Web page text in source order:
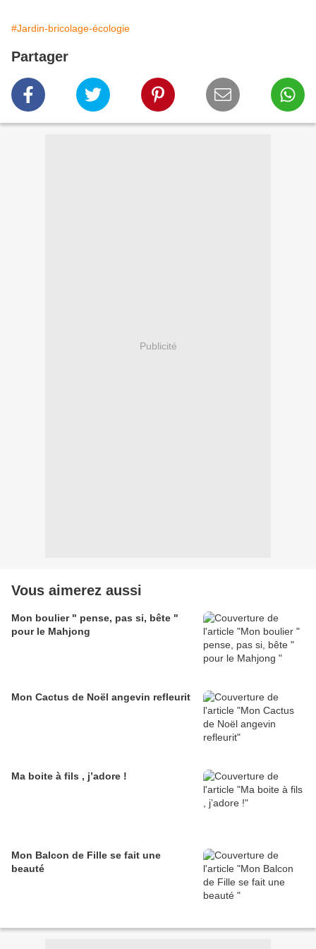
#Jardin-bricolage-écologie
Partager
Publicité
Vous aimerez aussi
Mon boulier " pense, pas si, bête "
pour le Mahjong
Mon Cactus de Noël angevin refleurit
Ma boite à fils , j’adore !
Mon Balcon de Fille se fait une
beauté